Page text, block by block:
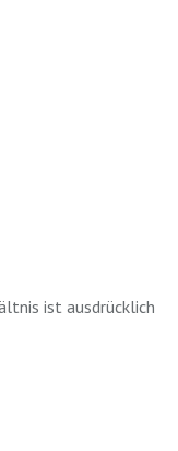
ist ausdrücklich